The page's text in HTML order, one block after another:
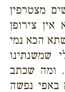
מצטרפין
צירופן
הכא נמי
שמשנתינו
ומה שכתב
באפי נפשה